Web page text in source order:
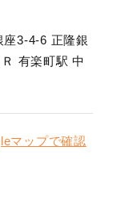
座3-4-6 正隆銀
有楽町駅 中
マップで確認